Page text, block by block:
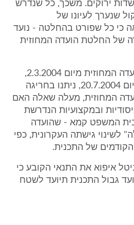
ירוקים. משכך, כל שנדרש
שנערך לעיונו של
כי כל שפורט בהחלטה - נועד
של החלטת הועדה המחוזית
(7) נקבע, כי החלטת הועדה המחוזית מיום 2.3.2004,
והחלטתה המחודשת מיום 20.7.2004, ניתנו בחריגה
המחוזית, מעלה שאלה האם
ובמקצועיות הנדרשת
המשפט קמא - שהועדה
לשינוי גישתה העקרונית, כפי
של התכנית.
איפוא את התנאי הקובע כי
ועד גבול התכנית תיועד לשטח